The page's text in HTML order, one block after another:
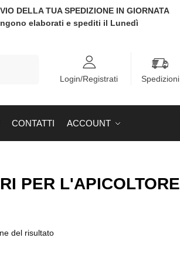
DELLA TUA SPEDIZIONE IN GIORNATA
elaborati e spediti il Lunedì
Login/Registrati Spedizioni
CONTATTI ACCOUNT
PER L'APICOLTORE
del risultato